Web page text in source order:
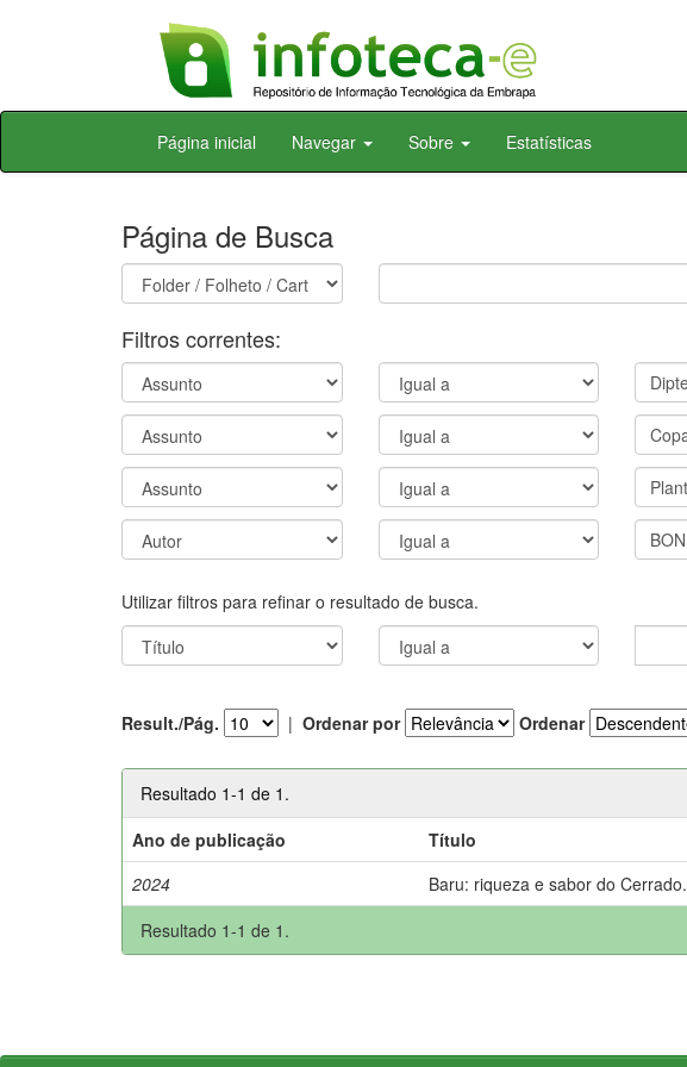
Skip
Página inicial Navegar Sobre Estatísticas
Página de Busca
Filtros correntes:
Utilizar filtros para refinar o resultado de busca.
Result./Pág. | Ordenar por Ordenar
Resultado 1-1 de 1.
Ano de publicação
Título
2024
Baru: riqueza e sabor do Cerrado.
Resultado 1-1 de 1.